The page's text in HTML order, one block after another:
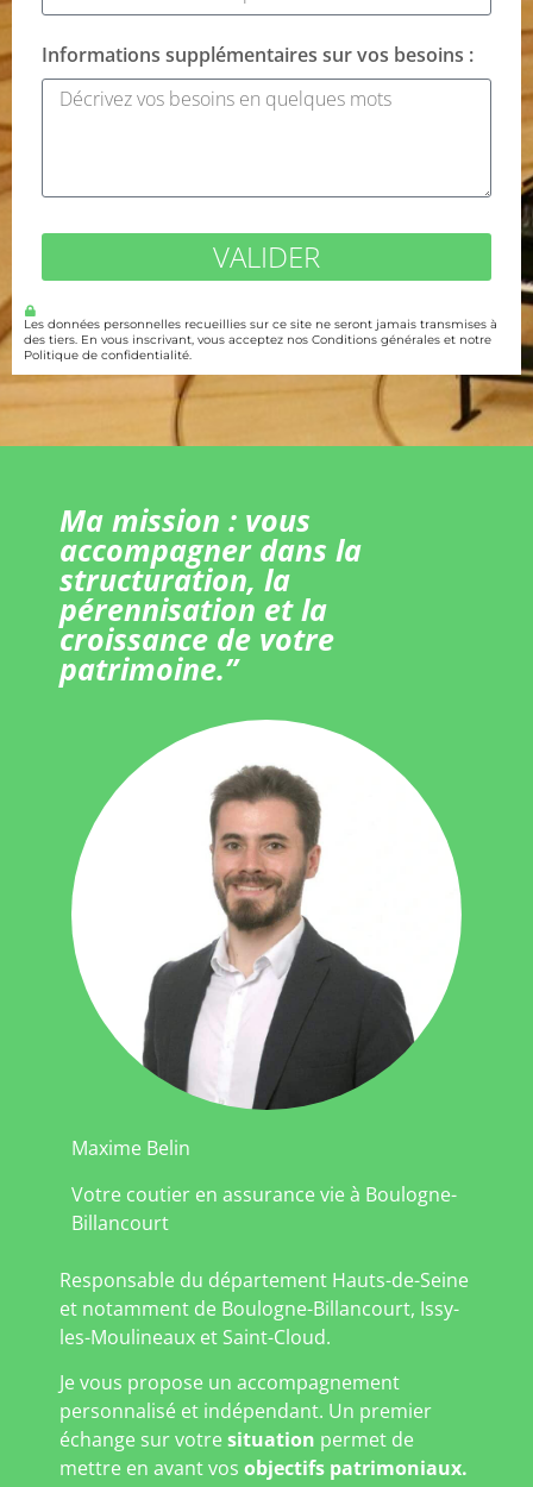
Informations supplémentaires sur vos besoins :
VALIDER
Les données personnelles recueillies sur ce site ne seront jamais transmises à
des tiers. En vous inscrivant, vous acceptez nos Conditions générales et notre
Politique de confidentialité.
Ma mission : vous
accompagner dans la
structuration, la
pérennisation et la
croissance de votre
patrimoine.”
Maxime Belin
Votre coutier en assurance vie à Boulogne-
Billancourt
Responsable du département Hauts-de-Seine
et notamment de Boulogne-Billancourt, Issy-
les-Moulineaux et Saint-Cloud.
Je vous propose un accompagnement
personnalisé et indépendant. Un premier
échange sur votresituation permet de
mettre en avant vos objectifs patrimoniaux.